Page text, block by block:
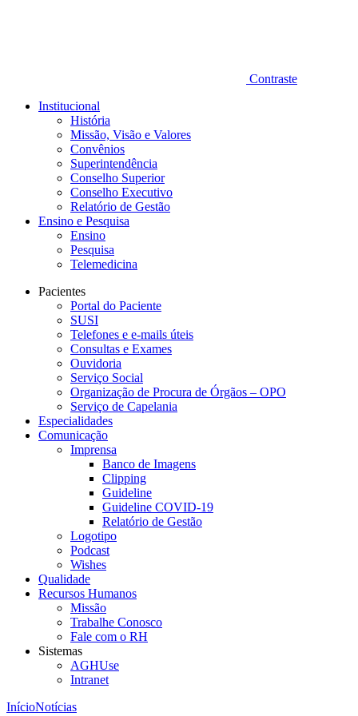
Contraste
Institucional
História
Missão, Visão e Valores
Convênios
Superintendência
Conselho Superior
Conselho Executivo
Relatório de Gestão
Ensino e Pesquisa
Ensino
Pesquisa
Telemedicina
Pacientes
Portal do Paciente
SUSI
Telefones e e-mails úteis
Consultas e Exames
Ouvidoria
Serviço Social
Organização de Procura de Órgãos – OPO
Serviço de Capelania
Especialidades
Comunicação
Imprensa
Banco de Imagens
Clipping
Guideline
Guideline COVID-19
Relatório de Gestão
Logotipo
Podcast
Wishes
Qualidade
Recursos Humanos
Missão
Trabalhe Conosco
Fale com o RH
Sistemas
AGHUse
Intranet
InícioNotícias